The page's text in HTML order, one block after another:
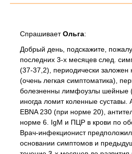
СпрашиваетОльга:
Добрый день, подскажите,
последних 3-х месяцев след.
(37-37,2), периодически заложен
(очень легкая симптоматика),
болезненны лимфоузлы шейные
иногда ломит коленные суставы.
EBNA 230 (при норме 20),
норме 6. IgM и ПЦР в крови по
Врач-инфекционист
основании симптомов и